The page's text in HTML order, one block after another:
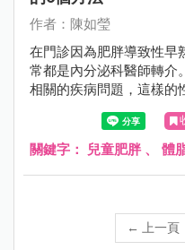
作者：陳如瑩
在門診因為肥胖導致性早
常都是內分泌科醫師轉介
相關的疾病問題，這樣的
到我的門診做體重控制。
關鍵字： 兒童肥胖、 體
← 上一頁